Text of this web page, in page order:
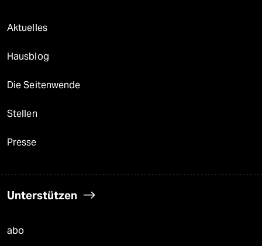
Aktuelles
Hausblog
Die Seitenwende
Stellen
Presse
Unterstützen
abo